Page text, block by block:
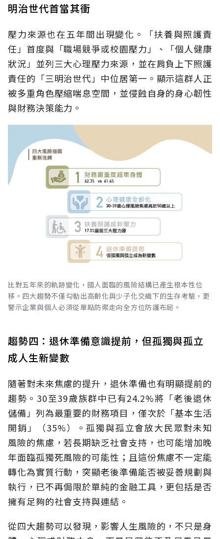
明治世代首當其衝
壓力來源也在五年間出現變化。「扶養與照護責
任」首度與「職場競爭或校園壓力」、「個人健康
狀況」並列三大心理壓力來源，並在肩負上下照護
責任的「三明治世代」中位居第一。顯示這群人正
被多重角色壓縮喘息空間，並侵蝕自身的身心韌性
與財務決策能力。
比對五年來的軌跡變化，國人面臨的風險結構已產生根本性位
移。四大趨勢不僅勾勒出高齡化與少子化交織下的生存考驗，更
警示企業與個人必須從單點防禦走向全方位防護布局。
趨勢四：退休準備意識提前，但孤獨與孤立
成人生新變數
隨著對未來焦慮的提升，退休準備也有明顯提前的
趨勢。30至39歲族群中已有24.2%將「老後退休
儲備」列為最重要的財務項目，僅次於「基本生活
開銷」（35%）。孤獨與孤立會放大民眾對未知
風險的焦慮，若長期缺乏社會支持，也可能增加晚
年面臨孤獨死風險的可能性；且這份焦慮不一定能
轉化為實質行動，突顯老後準備能否被妥善規劃與
執行，已不再侷限於單純的金融工具，更包括是否
擁有足夠的社會支持與連結。
從四大趨勢可以發現，影響人生風險的，不只是身